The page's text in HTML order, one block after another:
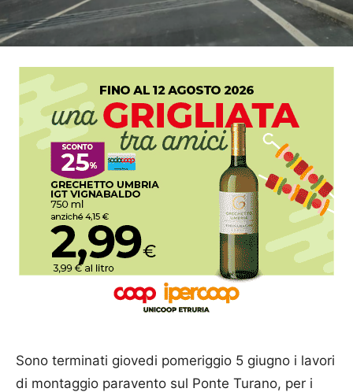
Sono terminati giovedi pomeriggio 5 giugno i lavori
di montaggio paravento sul Ponte Turano, per i